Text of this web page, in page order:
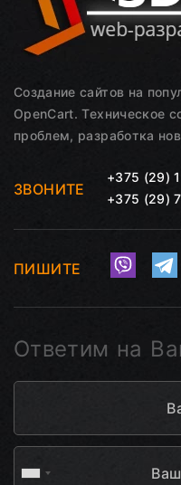
Создание сайтов на
OpenCart. Техническое
проблем, разработка
ЗВОНИТЕ
+375 (29)
+375 (29)
ПИШИТЕ
Ответим на